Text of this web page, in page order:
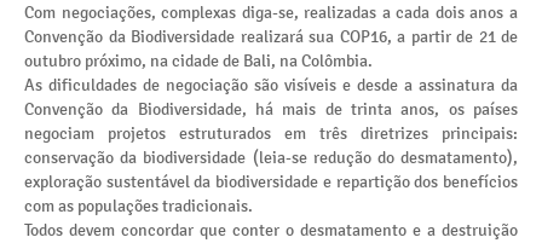
Com negociações, complexas diga-se, realizadas a cada dois anos a
Convenção da Biodiversidade realizará sua COP16, a partir de 21 de
outubro próximo, na cidade de Bali, na Colômbia.
As dificuldades de negociação são visíveis e desde a assinatura da
Convenção da Biodiversidade, há mais de trinta anos, os países
negociam projetos estruturados em três diretrizes principais:
conservação da biodiversidade (leia-se redução do desmatamento),
exploração sustentável da biodiversidade e repartição dos benefícios
com as populações tradicionais.
Todos devem concordar que conter o desmatamento e a destruição